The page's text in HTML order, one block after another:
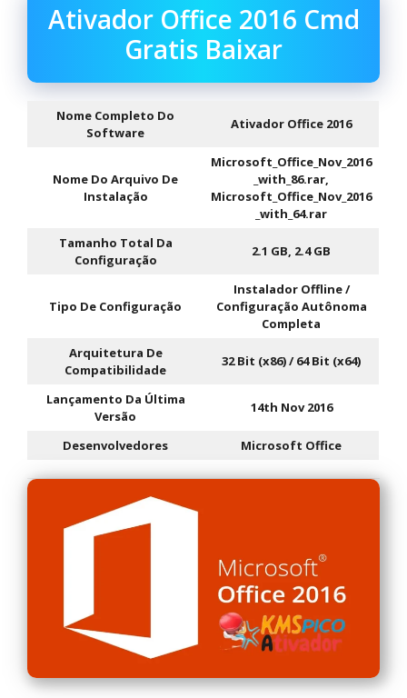
Ativador Office 2016 Cmd
Gratis Baixar
Nome Completo Do
Software
Ativador Office 2016
Nome Do Arquivo De
Instalação
Microsoft_Office_Nov_2016
_with_86.rar,
Microsoft_Office_Nov_2016
_with_64.rar
Tamanho Total Da
Configuração
2.1 GB, 2.4 GB
Tipo De Configuração
Instalador Offline /
Configuração Autônoma
Completa
Arquitetura De
Compatibilidade
32 Bit (x86) / 64 Bit (x64)
Lançamento Da Última
Versão
14th Nov 2016
Desenvolvedores Microsoft Office